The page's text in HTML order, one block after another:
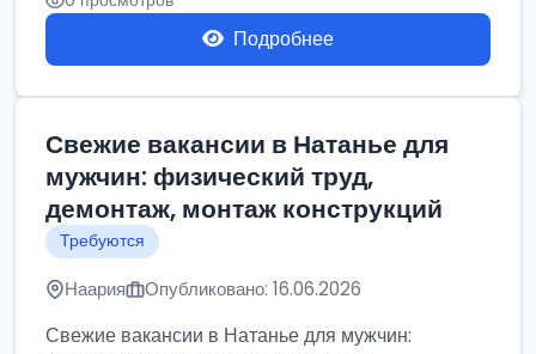
Подробнее
Свежие вакансии в Натанье для
мужчин: физический труд,
демонтаж, монтаж конструкций
Требуются
Наария Опубликовано: 16.06.2026
Свежие вакансии в Натанье для мужчин: